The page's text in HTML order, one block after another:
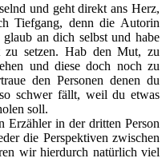
und geht direkt ans Herz,
Tiefgang, denn die Autorin
an dich selbst und habe
setzen. Hab den Mut, zu
und diese doch noch zu
den Personen denen du
schwer fällt, weil du etwas
soll.
Erzähler in der dritten Person
die Perspektiven zwischen
wir hierdurch natürlich viel